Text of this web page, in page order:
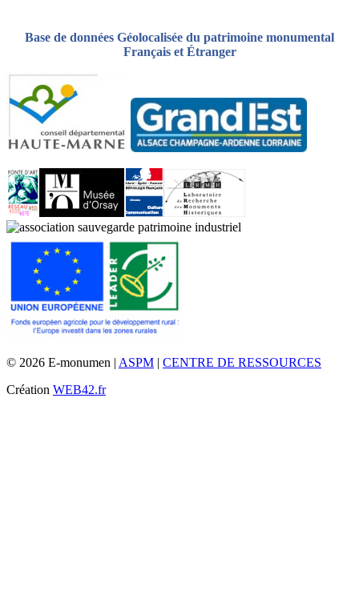
Base de données Géolocalisée du patrimoine monumental
Français et Étranger
© 2026 E-monumen | ASPM | CENTRE DE RESSOURCES
Création WEB42.fr